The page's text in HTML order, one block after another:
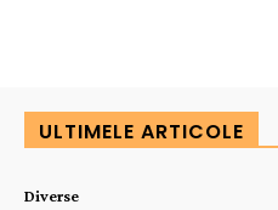
ULTIMELE ARTICOLE
Diverse